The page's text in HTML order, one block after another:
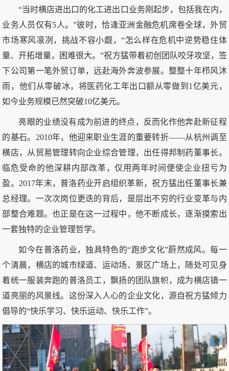
“当时横店进出口的化工进出口业务刚起步，包括我在内，
业务人员仅有5人。”彼时，恰逢亚洲金融危机席卷全球，外贸
市场寒风凛冽，挑战不容小觑，“怎么样在危机中逆势稳住体
量、开拓增量，困难很大。”祝方猛带着初创团队咬牙攻坚，签
下公司第一笔外贸订单，远赴海外奔波参展。整整十年栉风沐
雨，他们从零破冰，将医药化工年出口额从零做到1亿美元，
如今业务规模已然突破10亿美元。
亮眼的业绩没有成为前进的终点，反而化作他奔赴新征程
的基石。2010年，他迎来职业生涯的重要转折——从杭州调至
横店，从贸易管理转向企业综合管理，出任得邦制药董事长。
临危受命的他深耕内部改革，仅用两年时间便使企业扭亏为
盈。2017年末，普洛药业开启组织革新，祝方猛出任董事长兼
总经理。一次次岗位更迭的背后，是层出不穷的行业变革与内
部整合难题。也正是在这一过程中，他不断成长，逐渐摸索出
一套独特的企业管理哲学。
如今在普洛药业，独具特色的“跑步文化”蔚然成风。每一
个清晨，横店的城市绿道、运动场、景区广场上，随处可见身
着统一服装奔跑的普洛员工，飘扬的团队旗帜，成为横店镇一
道亮丽的风景线。这份深入人心的企业文化，源自祝方猛倾力
倡导的“快乐学习、快乐运动、快乐工作”。